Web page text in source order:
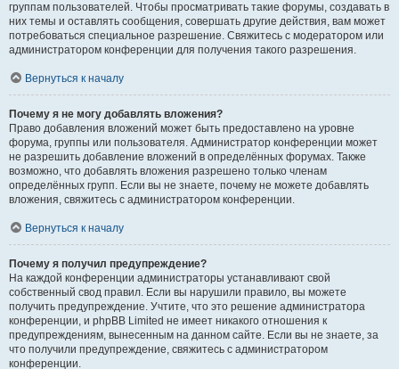
группам пользователей. Чтобы просматривать такие форумы, создавать в
них темы и оставлять сообщения, совершать другие действия, вам может
потребоваться специальное разрешение. Свяжитесь с модератором или
администратором конференции для получения такого разрешения.
Вернуться к началу
Почему я не могу добавлять вложения?
Право добавления вложений может быть предоставлено на уровне
форума, группы или пользователя. Администратор конференции может
не разрешить добавление вложений в определённых форумах. Также
возможно, что добавлять вложения разрешено только членам
определённых групп. Если вы не знаете, почему не можете добавлять
вложения, свяжитесь с администратором конференции.
Вернуться к началу
Почему я получил предупреждение?
На каждой конференции администраторы устанавливают свой
собственный свод правил. Если вы нарушили правило, вы можете
получить предупреждение. Учтите, что это решение администратора
конференции, и phpBB Limited не имеет никакого отношения к
предупреждениям, вынесенным на данном сайте. Если вы не знаете, за
что получили предупреждение, свяжитесь с администратором
конференции.